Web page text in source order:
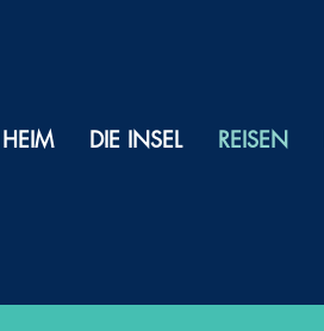
HEIM DIE INSEL REISEN